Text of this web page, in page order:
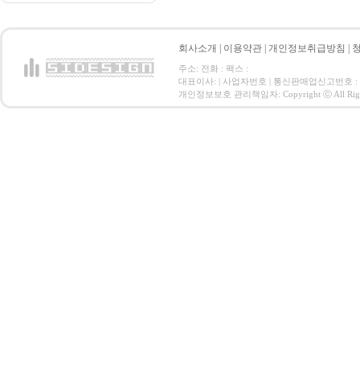
회사소개 이용약관 개인정보취급방침
주소: 전화 : 팩스 :
대표이사: | 사업자번호 | 통신판매업신고번호 :
개인정보보호 관리책임자: Copyright ⓒ All